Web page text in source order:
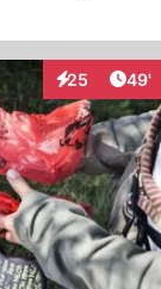
25
Interaktionen
49'